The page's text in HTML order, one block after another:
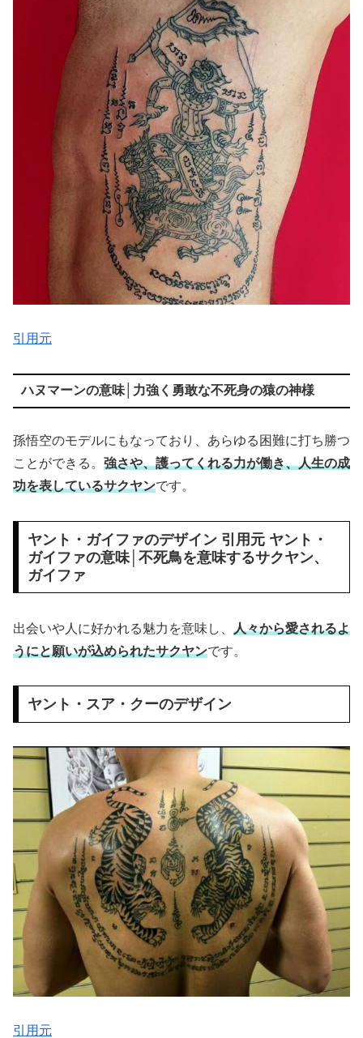
引用元
ハヌマーンの意味│力強く勇敢な不死身の猿の神様
孫悟空のモデルにもなっており、あらゆる困難に打ち勝つ
ことができる。 強さや、護ってくれる力が働き、人生の成
功を表しているサクヤンです。
ヤント・ガイファのデザイン 引用元 ヤント・
ガイファの意味│不死鳥を意味するサクヤン、
ガイファ
出会いや人に好かれる魅力を意味し、 人々から愛されるよ
うにと願いが込められたサクヤンです。
ヤント・スア・クーのデザイン
引用元